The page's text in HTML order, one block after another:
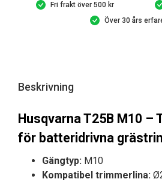
Fri frakt över 500 kr
Över 30 års
Beskrivning
Husqvarna T25B M10 –
för batteridrivna
Gängtyp: M10
Kompatibel trimmerlina: